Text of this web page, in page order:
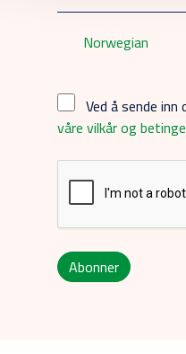
Norwegian
Ved å sende
våre vilkår og
Abonner